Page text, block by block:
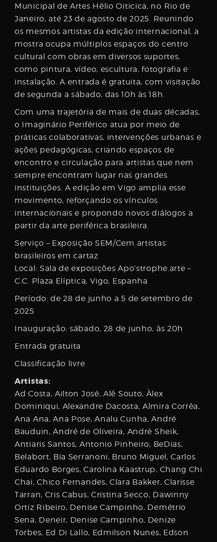
Municipal de Artes Hélio Oiticica, no Rio de
Janeiro, até 23 de agosto de 2025. Reunindo
os mesmos artistas da edição internacional, a
mostra ocupa múltiplos espaços do centro
cultural com obras em diversos suportes,
como pintura, vídeo, escultura, fotografia e
instalação. A entrada é gratuita, com visitação
de segunda a sábado, das 10h às 18h.
Com uma trajetória de mais de duas décadas,
o Imaginário Periférico atua por meio de
práticas colaborativas, intervenções urbanas e
ações pedagógicas, criando espaços de
encontro e circulação para artistas que nem
sempre encontram lugar nas grandes
instituições. A edição em Vigo amplia esse
movimento, reforçando os vínculos
internacionais e propondo novos diálogos a
partir da arte periférica brasileira.
Serviço – Exposição SEM/Cem artistas
brasileiros em cartaz
Local: Sala de exposições Apo’strophe.arte –
C.C. Plaza Elíptica, Vigo, Espanha
Período: de 28 de junho a 5 de setembro de
2025
Inauguração: sábado, 28 de junho, às 20h
Entrada gratuita
Classificação livre
Artistas:
Ad Costa, Ailton José, Alê Souto, Àlex
Dominiqui, Alexandre Dacosta, Almira Corrêa,
Ana Ana, Ana Pose, Analu Cunha, André
Bauduin, André de Oliveira, André Sheik,
Antiaris Santos, Antonio Pinheiro, BeDias,
Belabort, Bia Serranoni, Bruno Miguel, Carlos
Eduardo Borges, Carolina Kaastrup, Chang Chi
Chai, Chico Fernandes, Clara Bakker, Clarisse
Tarran, Cris Cabus, Cristina Secco, Dawinny
Ortiz Ribeiro, Denise Campinho, Demétrio
Sena, Deneir, Denise Campinho, Denize
Torbes, Ed Di Lallo, Edmilson Nunes, Edson